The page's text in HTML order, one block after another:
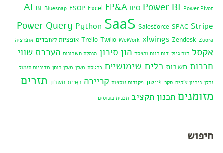
AI BI Bluesnap ESOP Excel FP&A IPO Power BI Power Pivot
Power Query Python SaaS Salesforce SPAC Stripe
Trello Twilio WeWork xlwings Zendesk Zuora אופציות לעובדים אופרציה
אקסל דוח גיול דוח רווח והפסד הון סיכון הנהלת חשבונות הערכת שווי
חברות חשבות כלים שימושיים כרטסת מאזן מאזן בוחן מדיניות תגמול
נדלן ניכיון צ'קים סקר פייטון פקודות נוספות קריירה ראיית חשבון תזרים
מזומנים תכנון תקציב תכנית בונוסים
חיפוש